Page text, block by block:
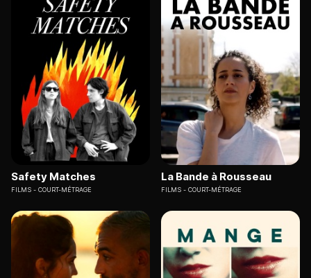
Safety Matches
FILMS COURT-MÉTRAGE
La Bande à Rousseau
FILMS COURT-MÉTRAGE